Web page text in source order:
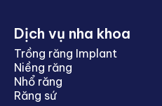
Dịch vụ nha khoa
Trồng răng Implant
Niềng răng
Nhổ răng
Răng sứ